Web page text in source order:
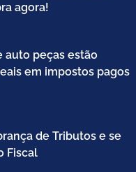
agora!
auto peças estão
em impostos pagos
de Tributos e se
Fiscal